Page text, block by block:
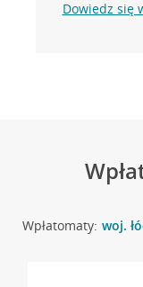
Dowiedz się
Wpłatomaty: woj.